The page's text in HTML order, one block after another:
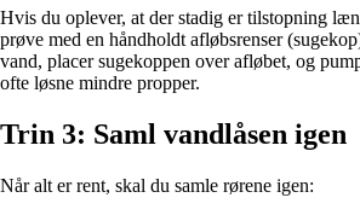
Hvis du oplever, at der stadig er tilstopning
prøve med en håndholdt afløbsrenser
vand, placer sugekoppen over afløbet, og
ofte løsne mindre propper.
Trin 3: Saml vandlåsen igen
Når alt er rent, skal du samle rørene igen: